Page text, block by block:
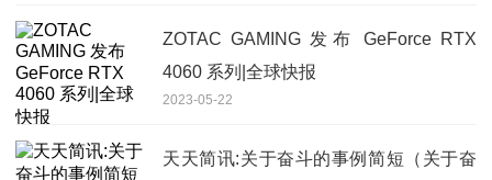
ZOTAC GAMING 发布 GeForce RTX
4060 系列|全球快报
2023-05-22
天天简讯:关于奋斗的事例简短（关于奋